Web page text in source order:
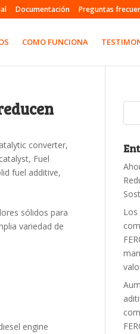
Documentación Preguntas
COMO FUNCIONA
converter,
, Fuel
fuel additive,
sólidos para
variedad de
engine
Los